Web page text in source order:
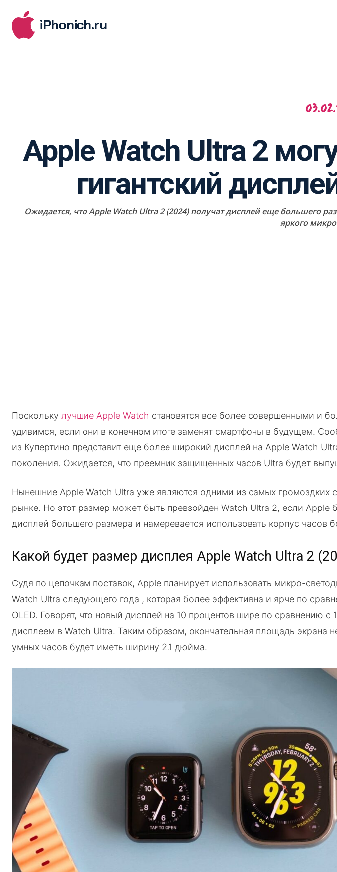
iPhonich.ru
Apple Watch Ultra 2
гигантский
Ожидается, что Apple Watch Ultra 2 (2024) получат дисплей еще большего
яркого
Поскольку лучшие Apple Watch становятся все более совершенными и
удивимся, если они в конечном итоге заменят смартфоны в будущем.
из Купертино представит еще более широкий дисплей на Apple Watch
поколения. Ожидается, что преемник защищенных часов Ultra будет
Нынешние Apple Watch Ultra уже являются одними из самых громоздких
рынке. Но этот размер может быть превзойден Watch Ultra 2, если Apple
дисплей большего размера и намеревается использовать корпус часов
Какой будет размер дисплея Apple Watch Ultra 2
Судя по цепочкам поставок, Apple планирует использовать микро-
Watch Ultra следующего года , которая более эффективна и ярче по
OLED. Говорят, что новый дисплей на 10 процентов шире по сравнению
дисплеем в Watch Ultra. Таким образом, окончательная площадь экрана
умных часов будет иметь ширину 2,1 дюйма.